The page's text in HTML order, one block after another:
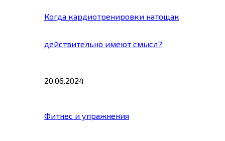
Когда кардиотренировки натощак
действительно имеют смысл?
20.06.2024
Фитнес и упражнения